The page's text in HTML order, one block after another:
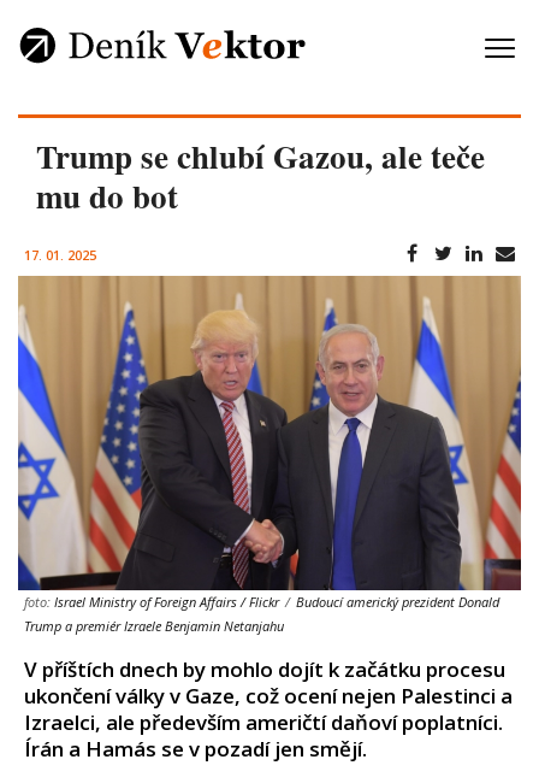
Trump se chlubí Gazou, ale teče
mu do bot
17. 01. 2025
foto: Israel Ministry of Foreign Affairs / Flickr / Budoucí americký prezident Donald
Trump a premiér Izraele Benjamin Netanjahu
V příštích dnech by mohlo dojít k začátku procesu
ukončení války v Gaze, což ocení nejen Palestinci a
Izraelci, ale především američtí daňoví poplatníci.
Írán a Hamás se v pozadí jen smějí.